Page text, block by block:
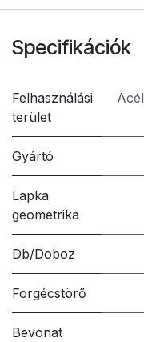
Specifikációk
Felhasználási
terület
Acél
Gyártó
Lapka
geometrika
Db/Doboz
Forgécstörő
Bevonat